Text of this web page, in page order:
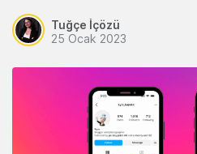
Tuğçe İçözü
25 Ocak 2023